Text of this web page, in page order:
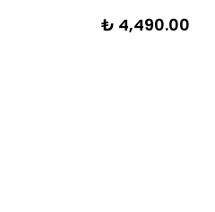
₺ 4,490.00